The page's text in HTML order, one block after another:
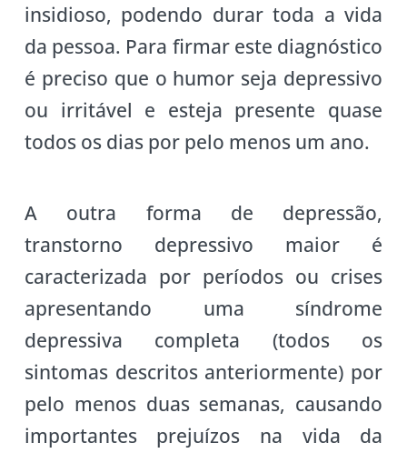
insidioso, podendo durar toda a vida
da pessoa. Para firmar este diagnóstico
é preciso que o humor seja depressivo
ou irritável e esteja presente quase
todos os dias por pelo menos um ano.
A outra forma de depressão,
transtorno depressivo maior é
caracterizada por períodos ou crises
apresentando uma síndrome
depressiva completa (todos os
sintomas descritos anteriormente) por
pelo menos duas semanas, causando
importantes prejuízos na vida da